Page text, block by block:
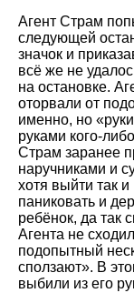
Агент Страм
следующей
значок и
всё же не
на остановке.
оторвали от
именно, но
руками кого-
Страм заранее
наручниками и
хотя выйти так
паниковать и
ребёнок, да так
Агента не
подопытный
сползают». В
выбили из его